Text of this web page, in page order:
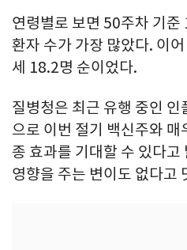
연령별로 보면 50주차 기
환자 수가 가장 많았다. 이
세 18.2명 순이었다.
질병청은 최근 유행 중인
으로 이번 절기 백신주와 매
종 효과를 기대할 수 있다고
영향을 주는 변이도 없다고